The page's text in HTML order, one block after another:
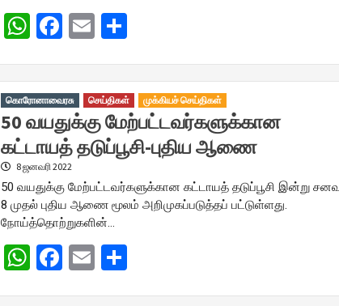
WhatsApp
Facebook
Email
கொரோனாவைரசு செய்திகள் முக்கியச் செய்திகள்
50 வயதுக்கு மேற்பட்டவர்களுக்கான
கட்டாயத் தடுப்பூசி-புதிய ஆணை
8 ஜனவரி 2022
50 வயதுக்கு மேற்பட்டவர்களுக்கான கட்டாயத் தடுப்பூசி இன்று
8 முதல் புதிய ஆணை மூலம் அறிமுகப்படுத்தப் பட்டுள்ளது.
நோய்த்தொற்றுகளின்…
WhatsApp
Facebook
Email